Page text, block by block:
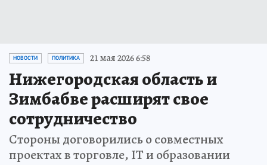
НОВОСТИ ПОЛИТИКА 21 мая 2026 6:58
Нижегородская область и
Зимбабве расширят свое
сотрудничество
Стороны договорились о совместных
проектах в торговле, IT и образовании